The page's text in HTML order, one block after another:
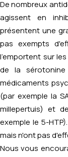
De nombreux
agissent en
présentent une
pas exempts
l'emportent sur
de la
médicaments
(par exemple la
millepertuis) et
exemple le 5-
mais n'ont pas
Nous vous